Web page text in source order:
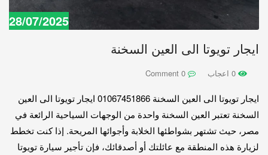
28/07/2025
ايجار تويوتا الى العين السخنة
ايجار تويوتا الى العين السخنة 01067451866 ايجار تويوتا الى العين
السخنة تعتبر العين السخنة واحدة من الوجهات السياحية الرائعة في
مصر، حيث تشتهر بشواطئها الخلابة وأجوائها المريحة. إذا كنت تخطط
لزيارة هذه المنطقة مع عائلتك أو أصدقائك، فإن تأجير سيارة تويوتا